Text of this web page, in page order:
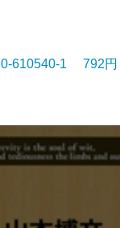
610540-1 792